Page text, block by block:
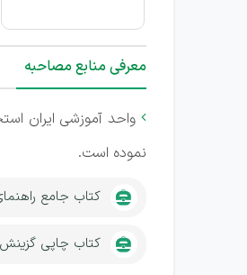
معرفی منابع مصاحبه
واحد آموزشی ایران
نموده است.
کتاب جامع
کتاب چاپی